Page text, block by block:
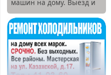
машин на дому. Выезд и
диагностика бесплатно.
Предусмотрены скидки.